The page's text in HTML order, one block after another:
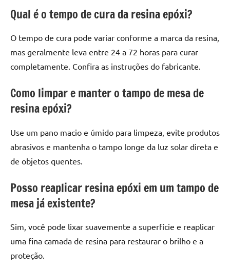
Qual é o tempo de cura da resina epóxi?
O tempo de cura pode variar conforme a marca da resina,
mas geralmente leva entre 24 a 72 horas para curar
completamente. Confira as instruções do fabricante.
Como limpar e manter o tampo de mesa de
resina epóxi?
Use um pano macio e úmido para limpeza, evite produtos
abrasivos e mantenha o tampo longe da luz solar direta e
de objetos quentes.
Posso reaplicar resina epóxi em um tampo de
mesa já existente?
Sim, você pode lixar suavemente a superfície e reaplicar
uma fina camada de resina para restaurar o brilho e a
proteção.